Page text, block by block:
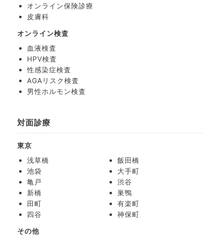
オンライン保険診療
皮膚科
オンライン検査
血液検査
HPV検査
性感染症検査
AGAリスク検査
男性ホルモン検査
対面診療
東京
浅草橋
飯田橋
池袋
大手町
亀戸
渋谷
新橋
巣鴨
田町
有楽町
四谷
神保町
その他